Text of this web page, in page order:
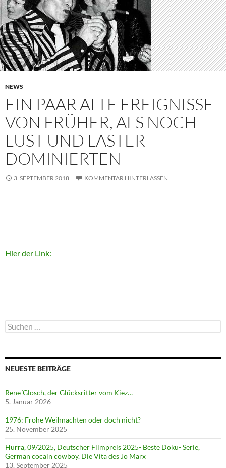
NEWS
EIN PAAR ALTE EREIGNISSE
VON FRÜHER, ALS NOCH
LUST UND LASTER
DOMINIERTEN
3. SEPTEMBER 2018 KOMMENTAR HINTERLASSEN
Hier der Link:
Suchen
nach:
NEUESTE BEITRÄGE
Rene´Glosch, der Glücksritter vom Kiez…
5. Januar 2026
1976: Frohe Weihnachten oder doch nicht?
25. November 2025
Hurra, 09/2025, Deutscher Filmpreis 2025- Beste Doku- Serie,
German cocain cowboy. Die Vita des Jo Marx
13. September 2025